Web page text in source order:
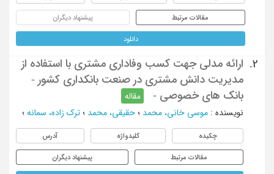
مقالات مرتبط پیشنهاد دیگران
دانلود
2.
ارائه مدلی جهت کسب وفاداری مشتری با استفاده از
مدیریت دانش مشتری در صنعت بانکداری کشور -
بانک های خصوصی -
مقاله
نویسنده : موسی خانی، محمد ؛ حقیقی، محمد ؛ ترک زاده، سمانه ؛
چکیده کلیدواژه آدرس
مقالات مرتبط پیشنهاد دیگران